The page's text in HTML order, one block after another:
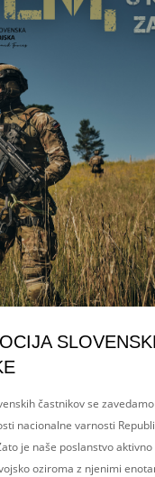
častnikov se zavedamo
nacionalne varnosti
je naše poslanstvo
oziroma z njenimi